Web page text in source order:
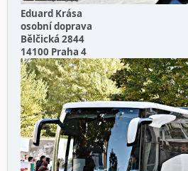
Eduard Krása
osobní doprava
Bělčická 2844
14100 Praha 4